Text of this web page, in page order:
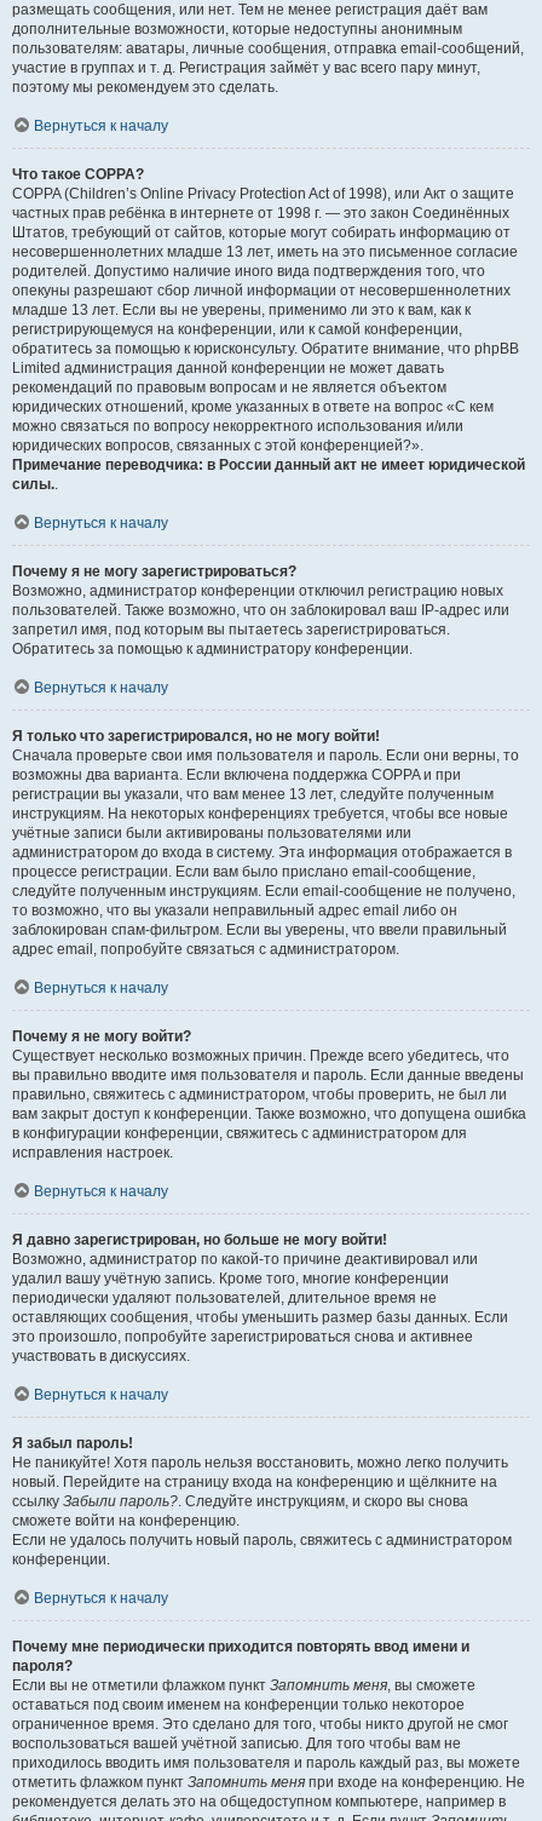
размещать сообщения, или нет. Тем не менее регистрация даёт вам
дополнительные возможности, которые недоступны анонимным
пользователям: аватары, личные сообщения, отправка email-сообщений,
участие в группах и т. д. Регистрация займёт у вас всего пару минут,
поэтому мы рекомендуем это сделать.
Вернуться к началу
Что такое COPPA?
COPPA (Children’s Online Privacy Protection Act of 1998), или Акт о защите
частных прав ребёнка в интернете от 1998 г. — это закон Соединённых
Штатов, требующий от сайтов, которые могут собирать информацию от
несовершеннолетних младше 13 лет, иметь на это письменное согласие
родителей. Допустимо наличие иного вида подтверждения того, что
опекуны разрешают сбор личной информации от несовершеннолетних
младше 13 лет. Если вы не уверены, применимо ли это к вам, как к
регистрирующемуся на конференции, или к самой конференции,
обратитесь за помощью к юрисконсульту. Обратите внимание, что phpBB
Limited администрация данной конференции не может давать
рекомендаций по правовым вопросам и не является объектом
юридических отношений, кроме указанных в ответе на вопрос «С кем
можно связаться по вопросу некорректного использования и/или
юридических вопросов, связанных с этой конференцией?».
Примечание переводчика: в России данный акт не имеет юридической
силы..
Вернуться к началу
Почему я не могу зарегистрироваться?
Возможно, администратор конференции отключил регистрацию новых
пользователей. Также возможно, что он заблокировал ваш IP-адрес или
запретил имя, под которым вы пытаетесь зарегистрироваться.
Обратитесь за помощью к администратору конференции.
Вернуться к началу
Я только что зарегистрировался, но не могу войти!
Сначала проверьте свои имя пользователя и пароль. Если они верны, то
возможны два варианта. Если включена поддержка COPPA и при
регистрации вы указали, что вам менее 13 лет, следуйте полученным
инструкциям. На некоторых конференциях требуется, чтобы все новые
учётные записи были активированы пользователями или
администратором до входа в систему. Эта информация отображается в
процессе регистрации. Если вам было прислано email-сообщение,
следуйте полученным инструкциям. Если email-сообщение не получено,
то возможно, что вы указали неправильный адрес email либо он
заблокирован спам-фильтром. Если вы уверены, что ввели правильный
адрес email, попробуйте связаться с администратором.
Вернуться к началу
Почему я не могу войти?
Существует несколько возможных причин. Прежде всего убедитесь, что
вы правильно вводите имя пользователя и пароль. Если данные введены
правильно, свяжитесь с администратором, чтобы проверить, не был ли
вам закрыт доступ к конференции. Также возможно, что допущена ошибка
в конфигурации конференции, свяжитесь с администратором для
исправления настроек.
Вернуться к началу
Я давно зарегистрирован, но больше не могу войти!
Возможно, администратор по какой-то причине деактивировал или
удалил вашу учётную запись. Кроме того, многие конференции
периодически удаляют пользователей, длительное время не
оставляющих сообщения, чтобы уменьшить размер базы данных. Если
это произошло, попробуйте зарегистрироваться снова и активнее
участвовать в дискуссиях.
Вернуться к началу
Я забыл пароль!
Не паникуйте! Хотя пароль нельзя восстановить, можно легко получить
новый. Перейдите на страницу входа на конференцию и щёлкните на
ссылку Забыли пароль?. Следуйте инструкциям, и скоро вы снова
сможете войти на конференцию.
Если не удалось получить новый пароль, свяжитесь с администратором
конференции.
Вернуться к началу
Почему мне периодически приходится повторять ввод имени и
пароля?
Если вы не отметили флажком пункт Запомнить меня, вы сможете
оставаться под своим именем на конференции только некоторое
ограниченное время. Это сделано для того, чтобы никто другой не смог
воспользоваться вашей учётной записью. Для того чтобы вам не
приходилось вводить имя пользователя и пароль каждый раз, вы можете
отметить флажком пункт Запомнить меня при входе на конференцию. Не
рекомендуется делать это на общедоступном компьютере, например в